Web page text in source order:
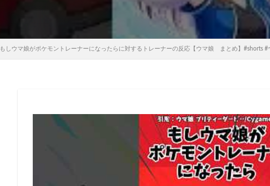
もしウマ娘がポケモントレーナーになったらに対するトレーナーの反応【ウマ娘 まとめ】#shorts